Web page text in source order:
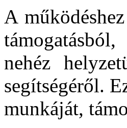
A
nehéz
segítségéről.
munkáját,